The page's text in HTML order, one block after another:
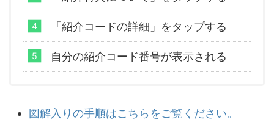
「紹介コードの詳細」をタップする
自分の紹介コード番号が表示される
図解入りの手順はこちらをご覧ください。